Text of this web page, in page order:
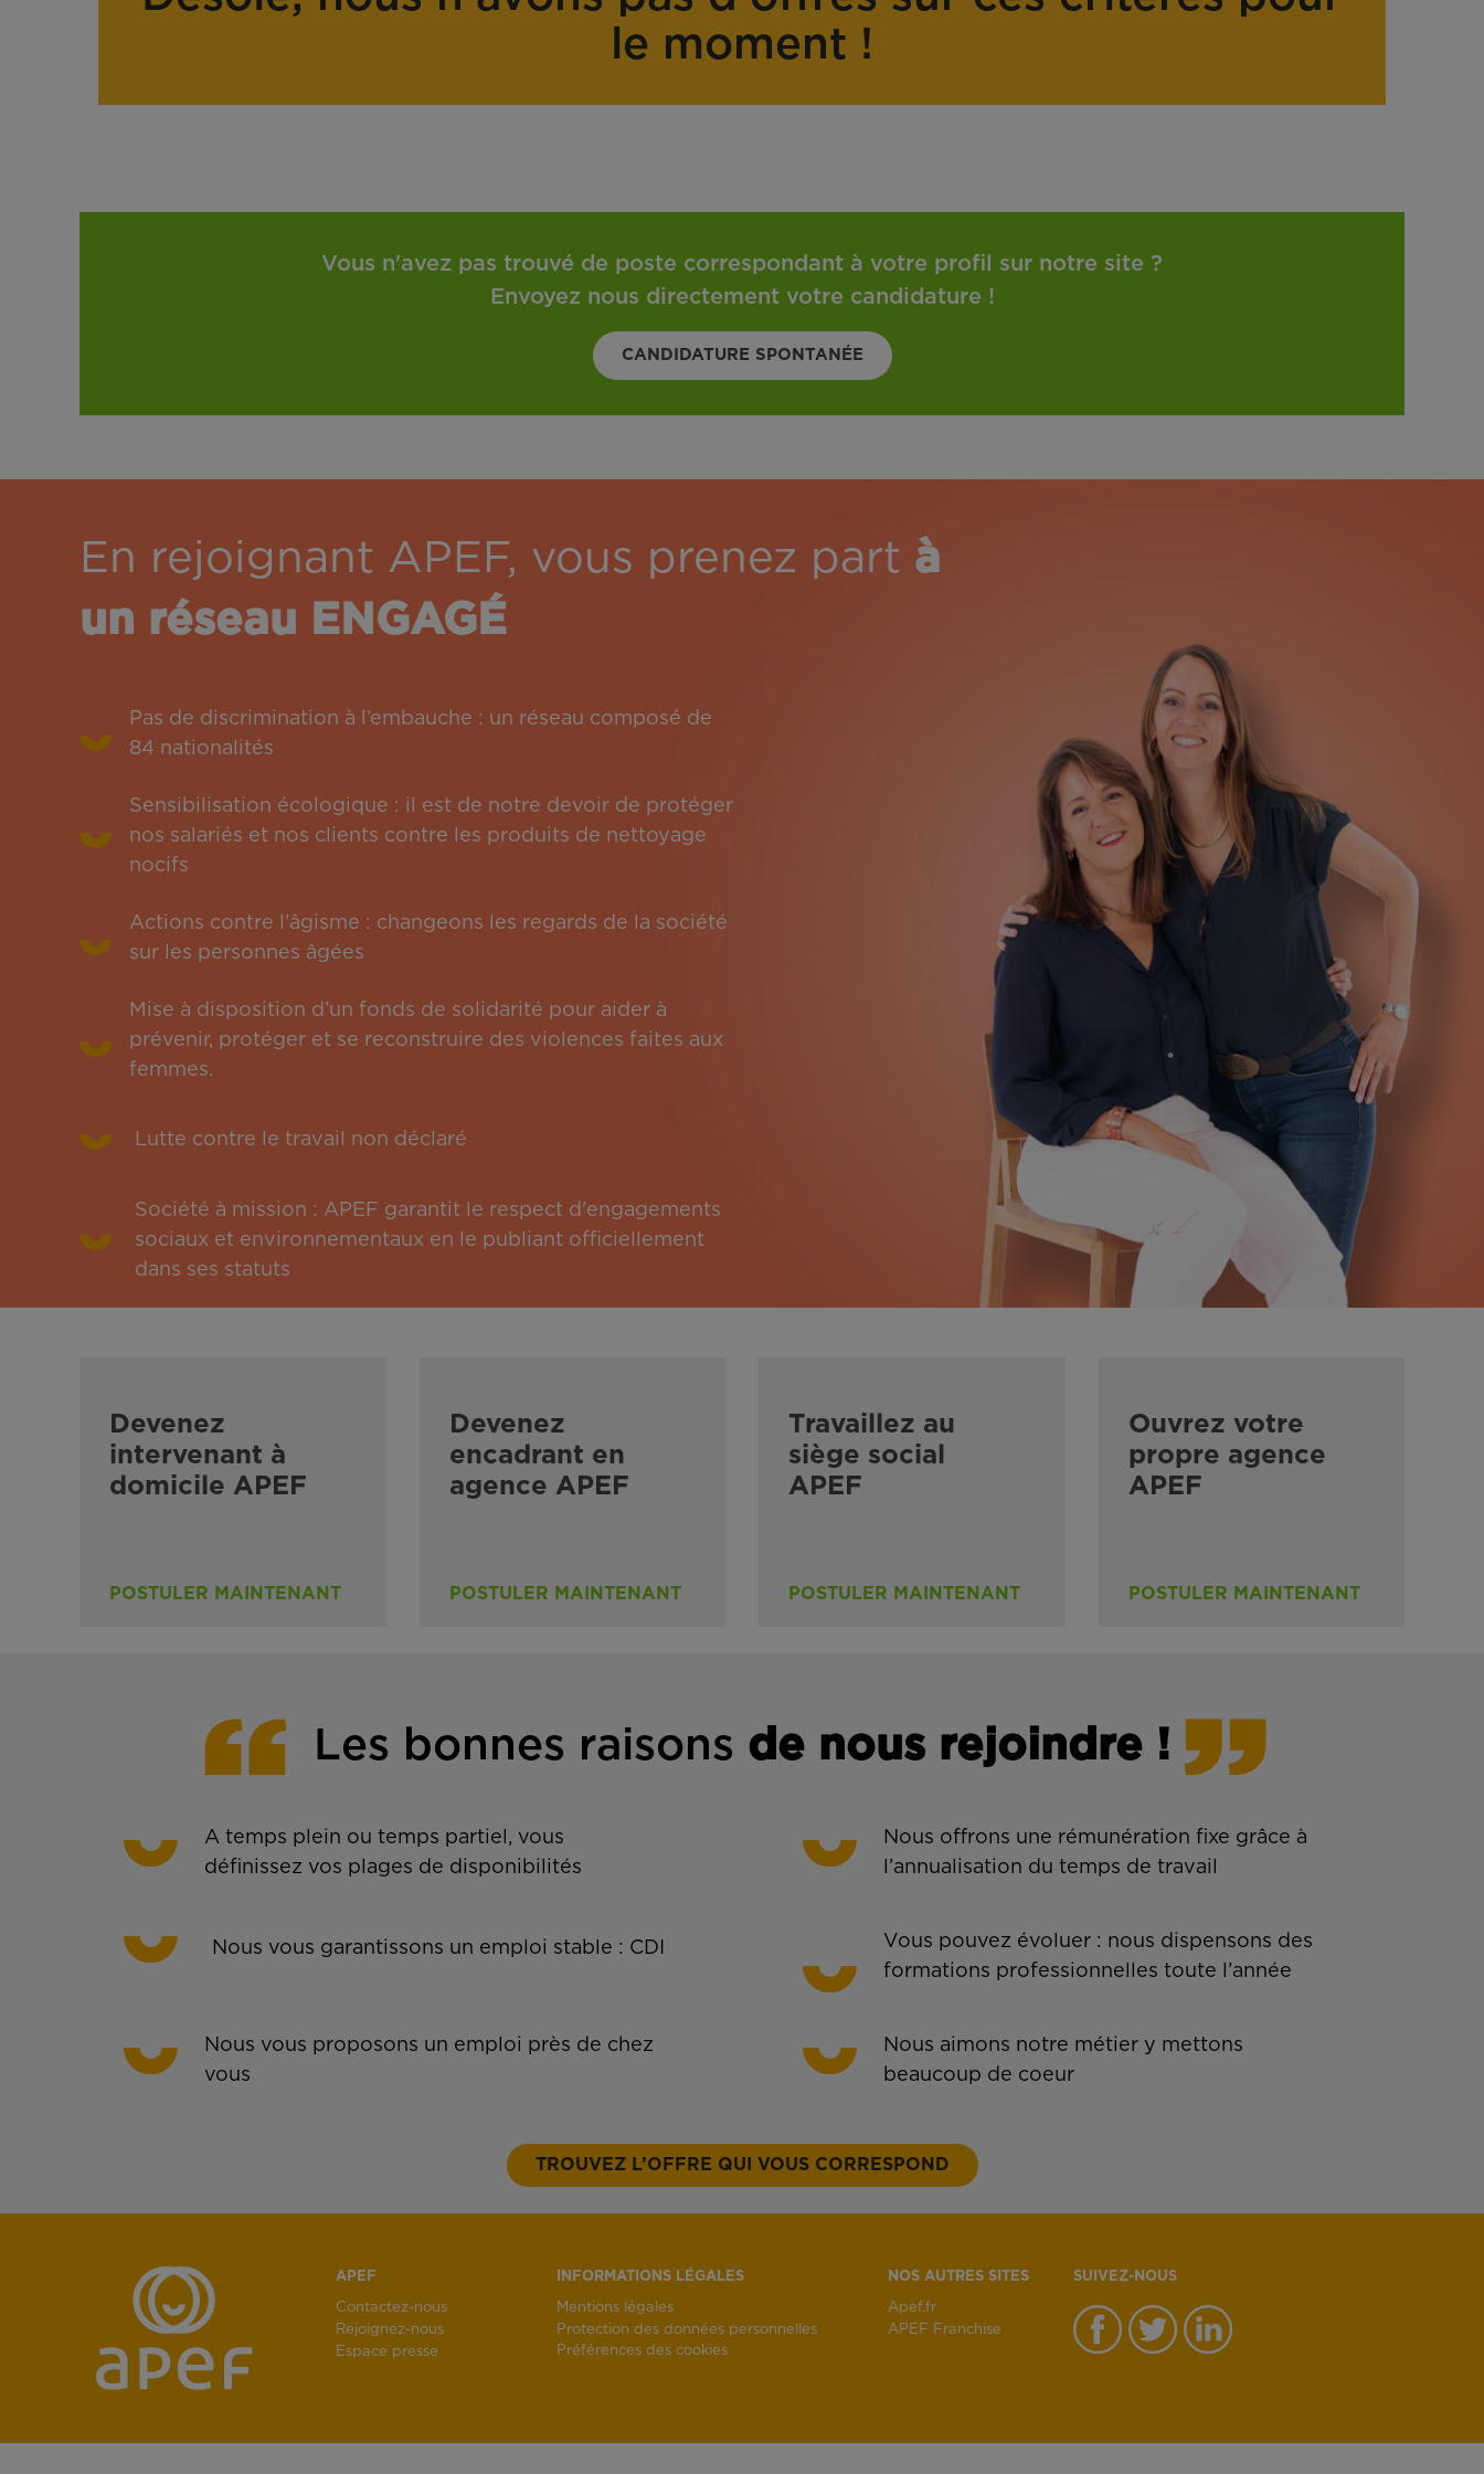
r
le moment !
Vous n'avez pas trouvé de poste correspondant à votre profil sur notre site ?
Envoyez nous directement votre candidature !
CANDIDATURE SPONTANÉE
En rejoignant APEF, vous prenez part à
un réseau ENGAGÉ
Pas de discrimination à l’embauche : un réseau composé de
84 nationalités
Sensibilisation écologique : il est de notre devoir de protéger
nos salariés et nos clients contre les produits de nettoyage
nocifs
Actions contre l’âgisme : changeons les regards de la société
sur les personnes âgées
Mise à disposition d’un fonds de solidarité pour aider à
prévenir, protéger et se reconstruire des violences faites aux
femmes.
Lutte contre le travail non déclaré
Société à mission : APEF garantit le respect d'engagements
sociaux et environnementaux en le publiant officiellement
dans ses statuts
Devenez
intervenant à
domicile APEF
POSTULER MAINTENANT
Devenez
encadrant en
agence APEF
POSTULER MAINTENANT
Travaillez au
siège social
APEF
POSTULER MAINTENANT
Ouvrez votre
propre agence
APEF
POSTULER MAINTENANT
Les bonnes raisons de nous rejoindre !
A temps plein ou temps partiel, vous
définissez vos plages de disponibilités
Nous offrons une rémunération fixe grâce à
l’annualisation du temps de travail
Nous vous garantissons un emploi stable : CDI
Vous pouvez évoluer : nous dispensons des
formations professionnelles toute l’année
Nous vous proposons un emploi près de chez
vous
Nous aimons notre métier y mettons
beaucoup de coeur
TROUVEZ L’OFFRE QUI VOUS CORRESPOND
APEF
Contactez-nous
Rejoignez-nous
Espace presse
INFORMATIONS LÉGALES
Mentions légales
Protection des données personnelles
Préférences des cookies
NOS AUTRES SITES
Apef.fr
APEF Franchise
SUIVEZ-NOUS